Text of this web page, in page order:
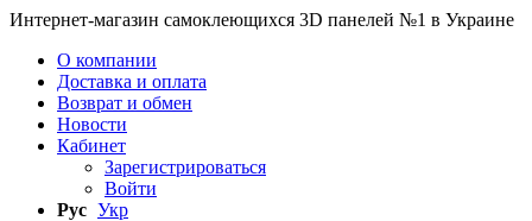
Интернет-магазин самоклеющихся 3D панелей №1 в Украине
О компании
Доставка и оплата
Возврат и обмен
Новости
Кабинет
Зарегистрироваться
Войти
Рус Укр